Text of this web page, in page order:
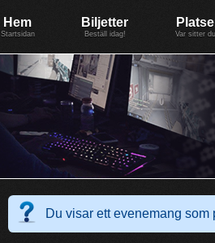
Hem
Startsidan
Biljetter
Beställ idag! Var sitter
Du visar ett evenemang